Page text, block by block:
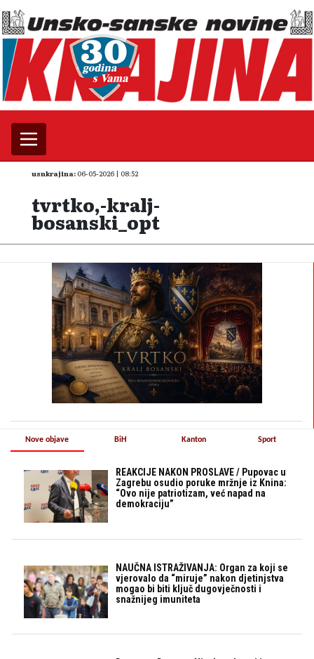
usnkrajina: 06-05-2026 | 08:52
tvrtko,-kralj-
bosanski_opt
Nove objave
REAKCIJE NAKON PROSLAVE / Pupovac u
Zagrebu osudio poruke mržnje iz Knina:
“Ovo nije patriotizam, već napad na
demokraciju”
NAUČNA ISTRAŽIVANJA: Organ za koji se
vjerovalo da “miruje” nakon djetinjstva
mogao bi biti ključ dugovječnosti i
snažnijeg imuniteta
BiH Kanton Sport